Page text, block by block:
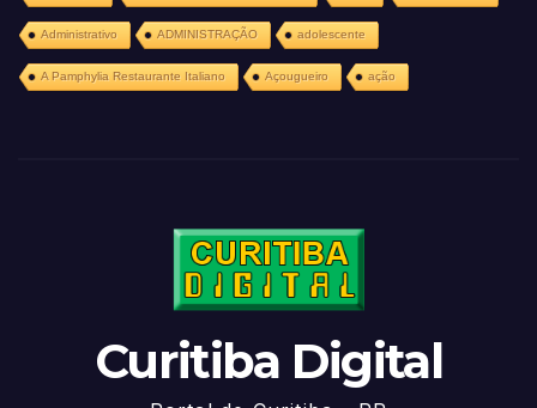
Administrativo ADMINISTRAÇÃO adolescente
A Pamphylia Restaurante Italiano Açougueiro ação
Curitiba Digital